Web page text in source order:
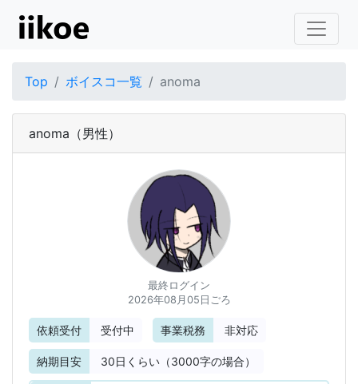
Top ボイスコ一覧 anoma
anoma （男性）
最終ログイン
2026年08月05日ごろ
依頼受付 受付中 事業税務 非対応
納期目安 30日くらい（3000字の場合）